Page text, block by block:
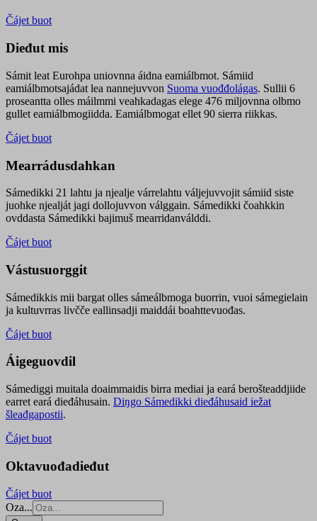
Čájet buot
Dieđut mis
Sámit leat Eurohpa uniovnna áidna eamiálbmot. Sámiid
eamiálbmotsajádat lea nannejuvvon Suoma vuođđolágas. Sullii 6
proseantta olles máilmmi veahkadagas elege 476 miljovnna olbmo
gullet eamiálbmogiidda. Eamiálbmogat ellet 90 sierra riikkas.
Čájet buot
Mearrádusdahkan
Sámedikki 21 lahtu ja njealje várrelahtu váljejuvvojit sámiid siste
juohke njealját jagi dollojuvvon válggain. Sámedikki čoahkkin
ovddasta Sámedikki bajimuš mearridanválddi.
Čájet buot
Vástusuorggit
Sámedikkis mii bargat olles sámeálbmoga buorrin, vuoi sámegielain
ja kultuvrras livčče eallinsadji maiddái boahttevuođas.
Čájet buot
Áigeguovdil
Sámediggi muitala doaimmaidis birra mediai ja eará berošteaddjiide
earret eará dieđáhusain. Diŋgo Sámedikki dieđáhusaid iežat
šleađgapostii.
Čájet buot
Oktavuođadieđut
Čájet buot
Oza...